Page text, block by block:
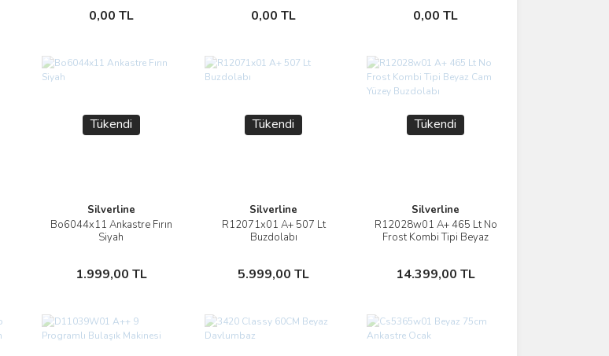
0,00 TL
Stokta Yok 0,00 TL
Stokta Yok 0,00 TL
Stokta Yok
Tükendi
Silverline
Bo6044x11 Ankastre Fırın
Siyah
1.999,00 TL
İncele
Stokta Yok
Tükendi
Silverline
R12071x01 A+ 507 Lt
Buzdolabı
5.999,00 TL
İncele
Stokta Yok
Tükendi
Silverline
R12028w01 A+ 465 Lt No
Frost Kombi Tipi Beyaz
14.399,00 TL
İncele
Stokta Yok